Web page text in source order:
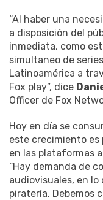
“Al haber una
a disposición del
inmediata, como
simultaneo de
Latinoamérica a
Fox play”, dice
Officer de Fox
Hoy en día se
este crecimiento
en las plataformas
“Hay demanda de
audiovisuales, en lo
piratería. Debemos